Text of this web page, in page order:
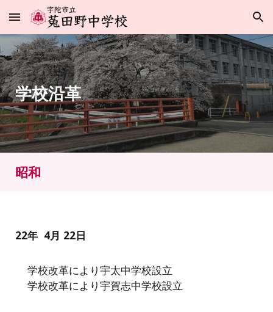
Skip to main content Skip to navigation
学校沿革
昭和
22年 4月 22日
学校改革により宇太中学校設立
学校改革により宇賀志中学校設立